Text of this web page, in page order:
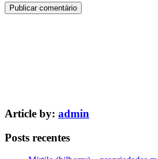
Article by: admin
Posts recentes